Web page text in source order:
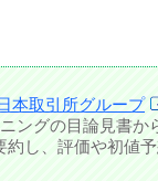
本取引所グループ
ングの目論見書か
し、評価や初値予